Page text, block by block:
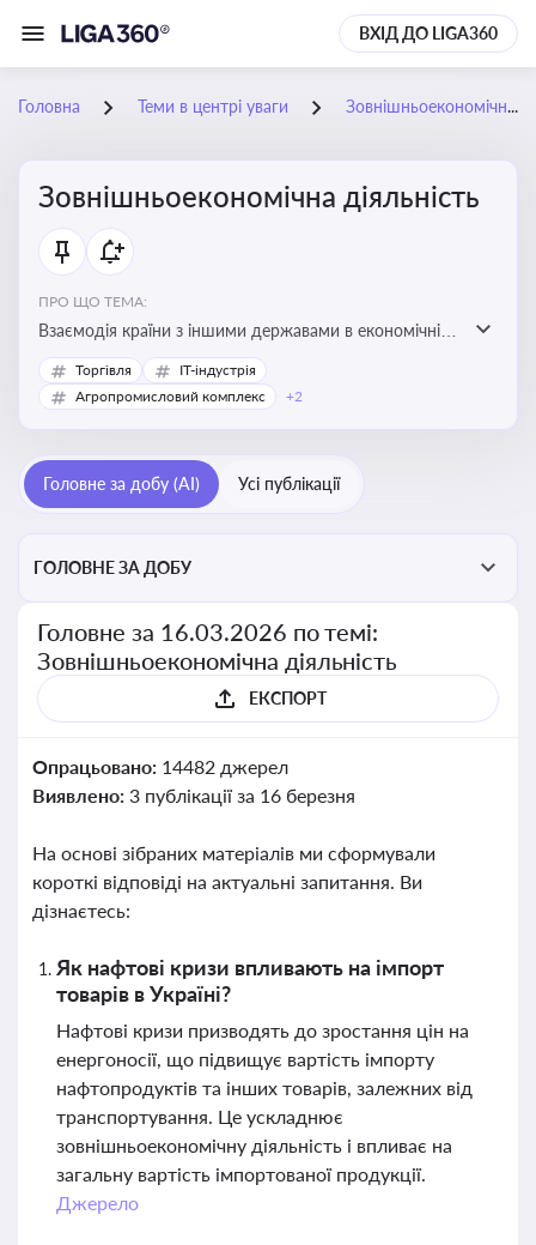
ВХІД ДО LIGA360
Головна Теми в центрі уваги Зовнішньоекономічна діяльність
Зовнішньоекономічна діяльність
ПРО ЩО ТЕМА:
Взаємодія країни з іншими державами в економічній
сфері, включаючи експорт та імпорт товарів і послуг,
міжнародні фінансові операції, інвестиції, торгівлю,
Торгівля
IT-індустрія
Агропромисловий комплекс
+2
Головне за добу (AI) Усі публікації
ГОЛОВНЕ ЗА ДОБУ
Головне за 16.03.2026 по темі:
Зовнішньоекономічна діяльність
ЕКСПОРТ
Опрацьовано: 14482 джерел
Виявлено: 3 публікації за 16 березня
На основі зібраних матеріалів ми сформували
короткі відповіді на актуальні запитання. Ви
дізнаєтесь:
Як нафтові кризи впливають на імпорт
товарів в Україні?
Нафтові кризи призводять до зростання цін на
енергоносії, що підвищує вартість імпорту
нафтопродуктів та інших товарів, залежних від
транспортування. Це ускладнює
зовнішньоекономічну діяльність і впливає на
загальну вартість імпортованої продукції.
Джерело